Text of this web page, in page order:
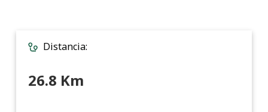
Distancia:
26.8 Km